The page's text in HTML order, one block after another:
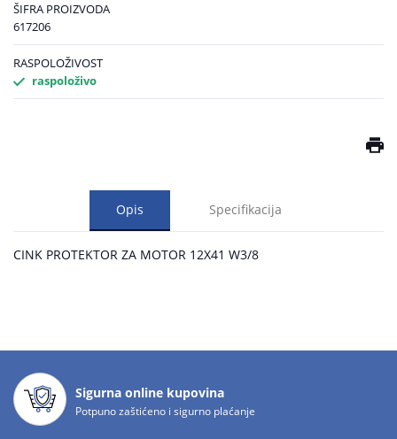
ŠIFRA PROIZVODA
617206
RASPOLOŽIVOST
raspoloživo
Opis Specifikacija
CINK PROTEKTOR ZA MOTOR 12X41 W3/8
Sigurna online kupovina
Potpuno zaštićeno i sigurno plaćanje